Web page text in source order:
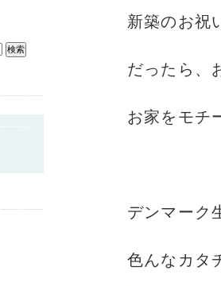
新築のお祝
だったら、
お家をモチ
デンマーク
色んなカタ